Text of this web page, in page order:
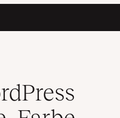
sie Optimiert)